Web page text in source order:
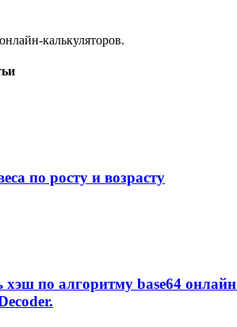
калькуляторов.
по росту и возрасту
по алгоритму base64